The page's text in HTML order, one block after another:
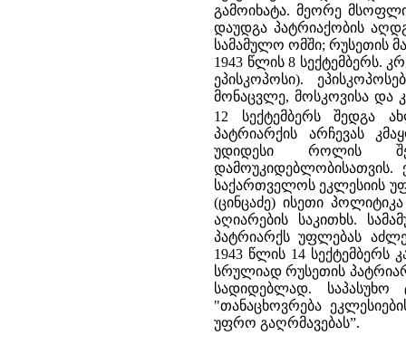
გამოიხატა. მეორე
დაუდგა პატრიაქობის
სამამულო ომში; რუსეთის
1943 წლის 8 სექტემბერს.
ეპისკოპოსი).
მონაცვლე, მოსკოვისა და
12 სექტემბერს შედგა
პატრიარქის არჩევას
უდიდესი როლის
დამოუკიდებლობისათვის.
საქართველოს ეკლესიის
(ცინცაძე) ისეთი
აღიარების საკითხს.
პატრიარქს უფლებას
1943 წლის 14 სექტემბერს
სრულიად რუსეთის
სადიდებლად.
"თანაცხოვრება
უფრო გაღრმავებას”.